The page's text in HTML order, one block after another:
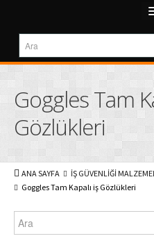
Goggles Tam
Gözlükleri
ANA SAYFA İŞ GÜVENLİĞİ
Goggles Tam Kapalı iş Gözlükleri